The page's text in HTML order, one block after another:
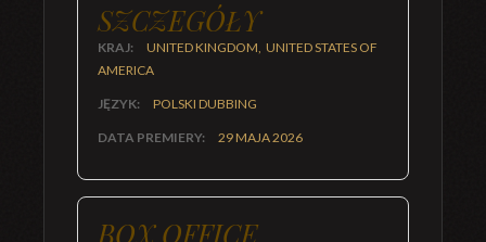
SZCZEGÓŁY
KRAJ:
UNITED KINGDOM, UNITED STATES OF
AMERICA
JĘZYK: POLSKI DUBBING
DATA PREMIERY: 29 MAJA 2026
BOX OFFICE